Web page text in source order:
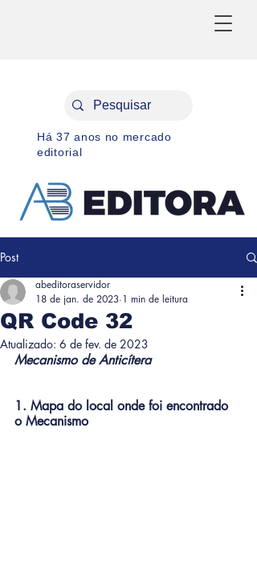
Há 37 anos no mercado
editorial
Post
QR Code 32
abeditoraservidor
18 de jan. de 2023 1 min de leitura
Atualizado: 6 de fev. de 2023
Mecanismo de Anticítera
1. Mapa do local onde foi encontrado
o Mecanismo